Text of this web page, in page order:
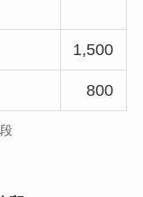
1,500
800